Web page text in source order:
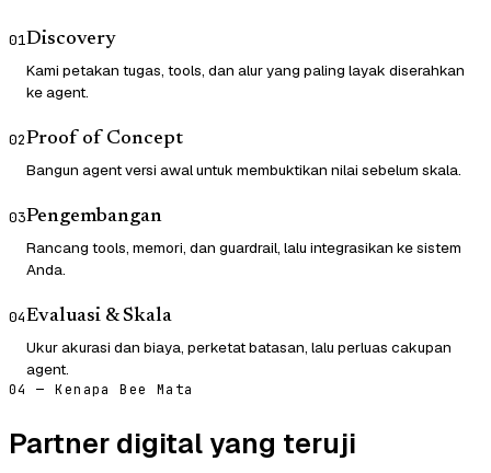
01Discovery
Kami petakan tugas, tools, dan alur yang paling layak diserahkan
ke agent.
02Proof of Concept
Bangun agent versi awal untuk membuktikan nilai sebelum skala.
03Pengembangan
Rancang tools, memori, dan guardrail, lalu integrasikan ke sistem
Anda.
04Evaluasi & Skala
Ukur akurasi dan biaya, perketat batasan, lalu perluas cakupan
agent.
04 — Kenapa Bee Mata
Partner digital yang teruji